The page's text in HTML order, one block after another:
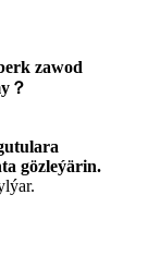
zawod
？
gözleýärin.